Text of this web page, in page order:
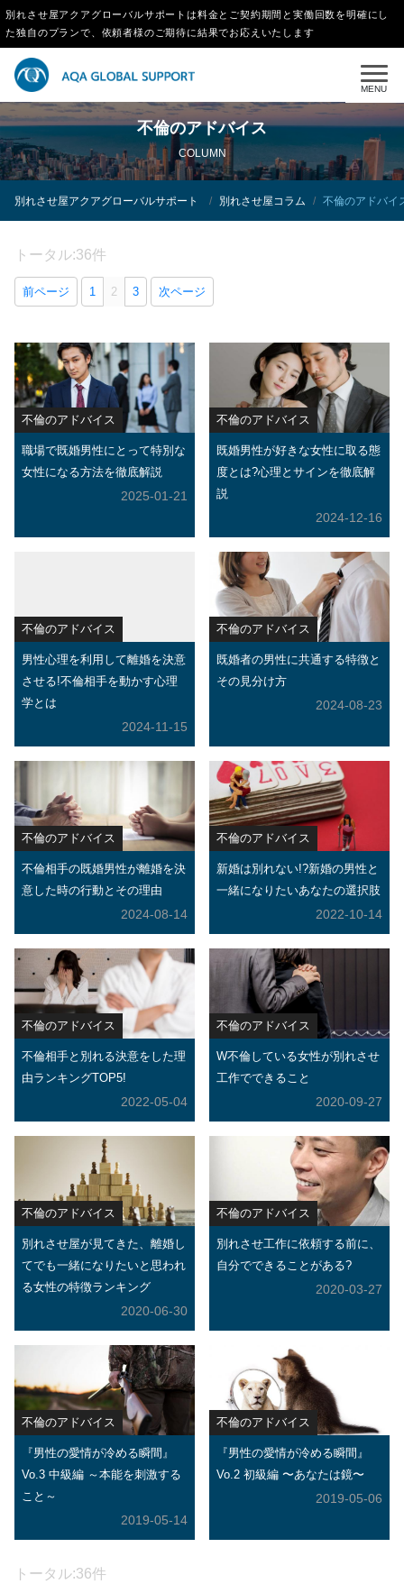
別れさせ屋アクアグローバルサポートは料金とご契約期間と実働回数を明確にし
た独自のプランで、依頼者様のご期待に結果でお応えいたします
MENU
不倫のアドバイス
COLUMN
別れさせ屋アクアグローバルサポート 別れさせ屋コラム 不倫のアドバイ
トータル:36件
前ページ 1 2 3 次ページ
不倫のアドバイス
職場で既婚男性にとって特別な
女性になる方法を徹底解説
2025-01-21
不倫のアドバイス
既婚男性が好きな女性に取る態
度とは?心理とサインを徹底解
説
2024-12-16
不倫のアドバイス
男性心理を利用して離婚を決意
させる!不倫相手を動かす心理
学とは
2024-11-15
不倫のアドバイス
既婚者の男性に共通する特徴と
その見分け方
2024-08-23
不倫のアドバイス
不倫相手の既婚男性が離婚を決
意した時の行動とその理由
2024-08-14
不倫のアドバイス
新婚は別れない!?新婚の男性と
一緒になりたいあなたの選択肢
2022-10-14
不倫のアドバイス
不倫相手と別れる決意をした理
由ランキングTOP5!
2022-05-04
不倫のアドバイス
W不倫している女性が別れさせ
工作でできること
2020-09-27
不倫のアドバイス
別れさせ屋が見てきた、離婚し
てでも一緒になりたいと思われ
る女性の特徴ランキング
2020-06-30
不倫のアドバイス
別れさせ工作に依頼する前に、
自分でできることがある?
2020-03-27
不倫のアドバイス
『男性の愛情が冷める瞬間』
Vo.3 中級編 ～本能を刺激する
こと～
2019-05-14
不倫のアドバイス
『男性の愛情が冷める瞬間』
Vo.2 初級編 〜あなたは鏡〜
2019-05-06
トータル:36件